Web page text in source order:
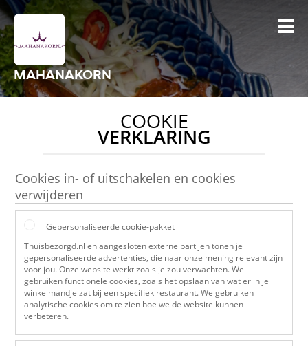
MAHANAKORN
COOKIE
VERKLARING
Cookies in- of uitschakelen en cookies
verwijderen
Gepersonaliseerde cookie-pakket
Thuisbezorgd.nl en aangesloten externe partijen tonen je
gepersonaliseerde advertenties, die naar onze mening relevant zijn
voor jou. Onze website werkt zoals je zou verwachten. We
gebruiken functionele cookies, zoals het opslaan van wat er in je
winkelmandje zat bij een specifiek restaurant. We gebruiken
analytische cookies om te zien hoe we de website kunnen
verbeteren.